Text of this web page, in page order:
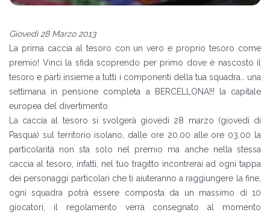
Giovedì 28 Marzo 2013
La prima caccia al tesoro con un vero e proprio tesoro come
premio! Vinci la sfida scoprendo per primo dove è nascosto il
tesoro e parti insieme a tutti i componenti della tua squadra… una
settimana in pensione completa a BERCELLONA!!! la capitale
europea del divertimento.
La caccia al tesoro si svolgerà giovedì 28 marzo (giovedì di
Pasqua) sul territorio isolano, dalle ore 20.00 alle ore 03.00 la
particolarità non sta solo nel premio ma anche nella stessa
caccia al tesoro, infatti, nel tuo tragitto incontrerai ad ogni tappa
dei personaggi particolari che ti aiuteranno a raggiungere la fine,
ogni squadra potrà essere composta da un massimo di 10
giocatori, il regolamento verrà consegnato al momento